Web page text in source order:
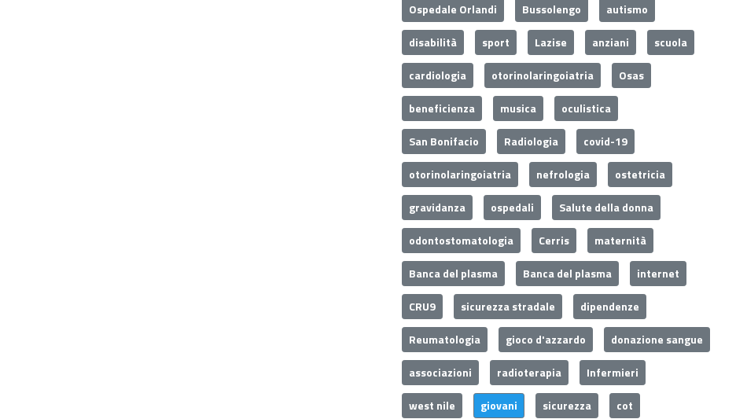
Ospedale Orlandi
Bussolengo
autismo
disabilità
sport Lazise anziani
scuola
cardiologia
otorinolaringoiatria
Osas
beneficienza
musica
oculistica
San Bonifacio
Radiologia
covid-19
otorinolaringoiatria
nefrologia
ostetricia
gravidanza
ospedali
Salute della donna
odontostomatologia
Cerris
maternità
Banca del plasma
Banca del plasma
internet
CRU9
sicurezza stradale
dipendenze
Reumatologia
gioco d'azzardo
donazione sangue
associazioni
radioterapia
Infermieri
west nile
giovani sicurezza
cot